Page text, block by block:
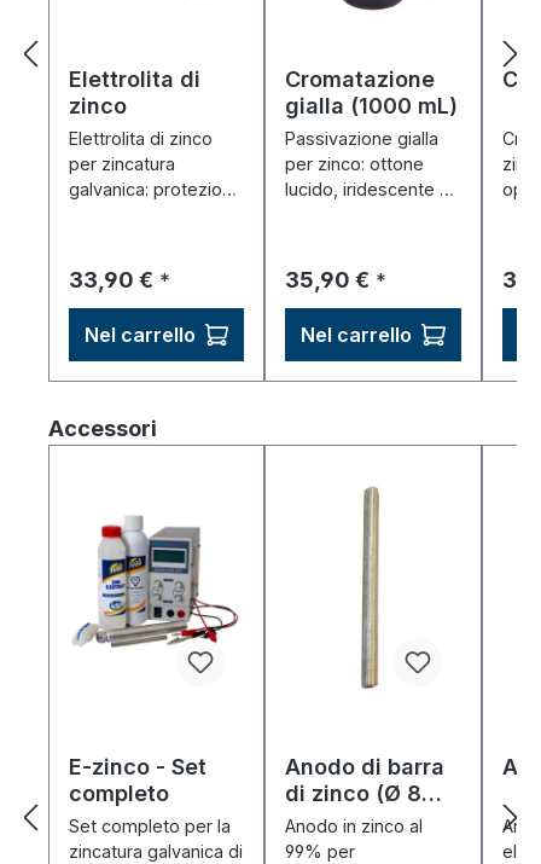
Elettrolita di
zinco
Elettrolita di zinco
per zincatura
galvanica: protezione
viti, lamiere.
Prezzo normale:
33,90 € *
Nel carrello
Cromatazione
gialla (1000 mL)
Passivazione gialla
per zinco: ottone
lucido, iridescente –
Prezzo normale:
35,90 € *
Nel carrello
Salta la galleria dei prodotti
Accessori
E-zinco - Set
completo
Set completo per la
zincatura galvanica di
Anodo di barra
di zinco (Ø 8
mm)
Anodo in zinco al
99% per